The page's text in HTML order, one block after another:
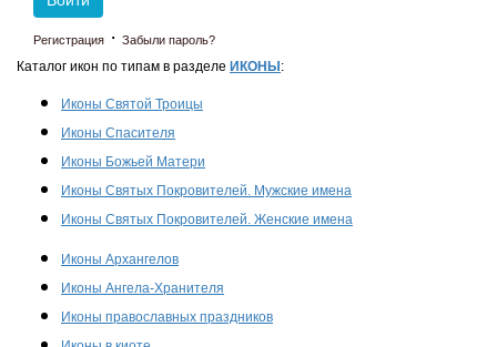
Регистрация · Забыли пароль?
Каталог икон по типам в разделе ИКОНЫ :
Иконы Святой Троицы
Иконы Спасителя
Иконы Божьей Матери
Иконы Святых Покровителей. Мужские имена
Иконы Святых Покровителей. Женские имена
Иконы Архангелов
Иконы Ангела-Хранителя
Иконы православных праздников